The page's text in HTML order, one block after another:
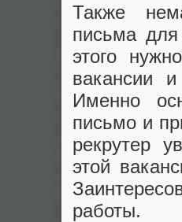
Также
письма
этого
вакансии
Именно
письмо и
рекрутер
этой
работы.